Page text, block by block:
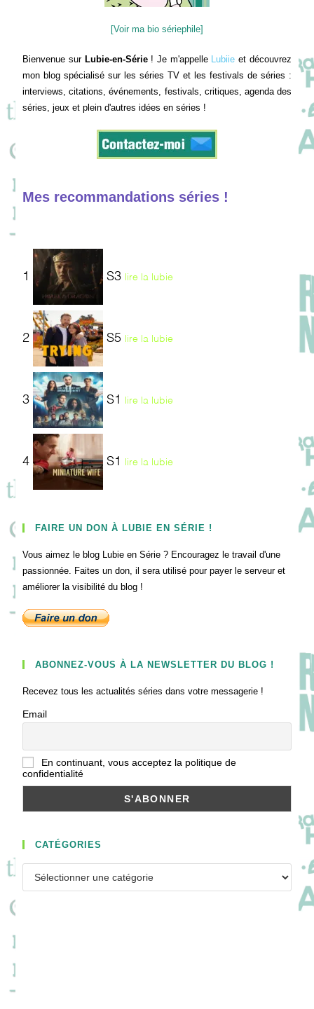
[Voir ma bio sériephile]
Bienvenue sur Lubie-en-Série! Je m'appelle Lubiie et découvrez
mon blog spécialisé sur les séries TV et les festivals de séries :
interviews, citations, événements, festivals, critiques, agenda des
séries, jeux et plein d'autres idées en séries !
Mes recommandations séries !
1 S3 lire la lubie
2 S5 lire la lubie
3 S1 lire la lubie
4 S1 lire la lubie
FAIRE UN DON À LUBIE EN SÉRIE !
Vous aimez le blog Lubie en Série ? Encouragez le travail d'une
passionnée. Faites un don, il sera utilisé pour payer le serveur et
améliorer la visibilité du blog !
ABONNEZ-VOUS À LA NEWSLETTER DU BLOG !
Recevez tous les actualités séries dans votre messagerie !
Email
En continuant, vous acceptez la politique de
confidentialité
CATÉGORIES